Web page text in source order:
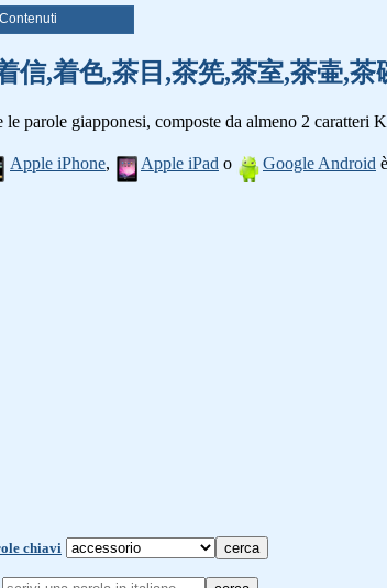
Contenuti
信,着色,茶目,茶筅,茶室,茶壷,茶
le parole giapponesi, composte da almeno 2 caratteri
Apple iPhone, Apple iPad o Google Android
chiavi